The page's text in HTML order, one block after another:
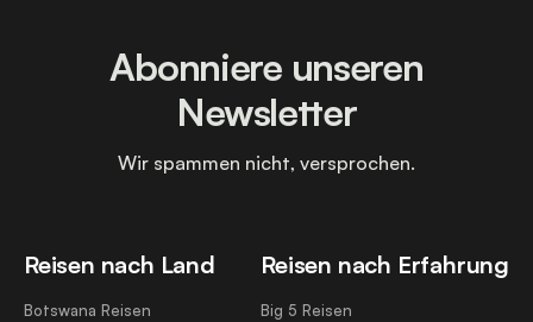
Reisen nach Land
Botswana Reisen
Reisen nach Erfahrung
Big 5 Reisen
Abonniere unseren
Newsletter
Wir spammen nicht, versprochen.